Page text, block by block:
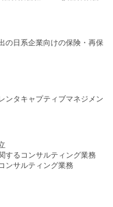
の日系企業向けの保険・再保
ンタキャプティブマネジメン
するコンサルティング業務
ンサルティング業務